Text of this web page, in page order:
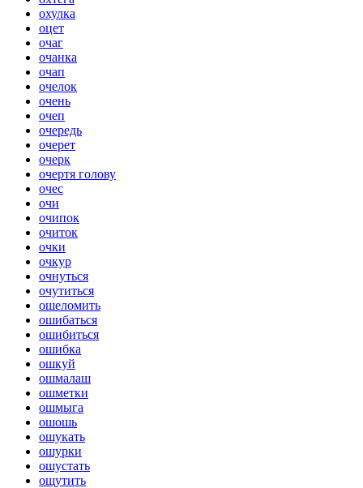
охулка
оцет
очаг
очанка
очап
очелок
очень
очеп
очередь
очерет
очерк
очертя голову
очес
очи
очипок
очиток
очки
очкур
очнуться
очутиться
ошеломить
ошибаться
ошибиться
ошибка
ошкуй
ошмалаш
ошметки
ошмыга
ошошь
ошукать
ошурки
ошустать
ощутить